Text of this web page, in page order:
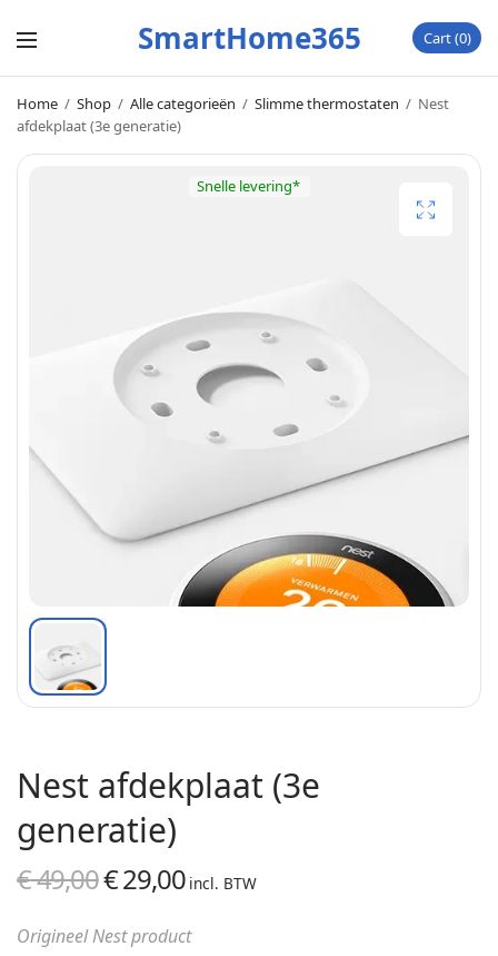
SmartHome365 Cart 0
Home / Shop / Alle categorieën / Slimme thermostaten / Nest
afdekplaat (3e generatie)
Snelle levering*
Nest afdekplaat (3e
generatie)
€49,00Oorspronkelijke
€ 49,00.
€29,00Huidige
€ 29,00.
incl. BTW
Origineel Nest product